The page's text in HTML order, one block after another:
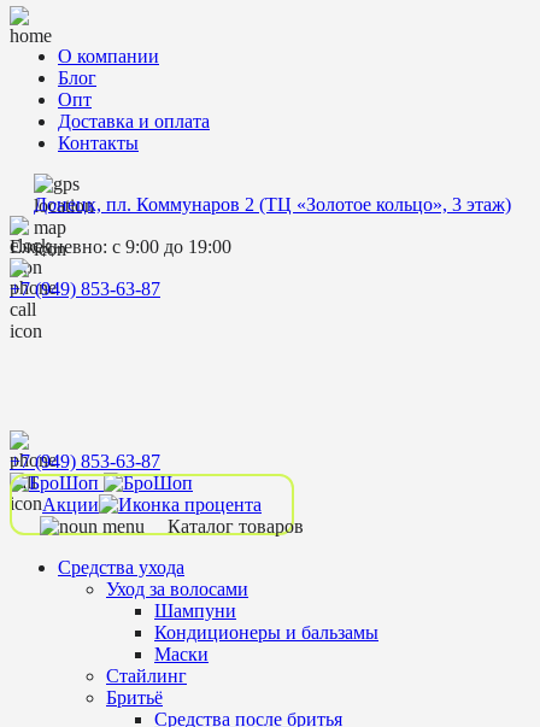
О компании
Блог
Опт
Доставка и оплата
Контакты
Донецк, пл. Коммунаров 2 (ТЦ «Золотое кольцо», 3 этаж)
Ежедневно: с 9:00 до 19:00
+7 (949) 853-63-87
+7 (949) 853-63-87
Акции
Каталог товаров
Средства ухода
Уход за волосами
Шампуни
Кондиционеры и бальзамы
Маски
Стайлинг
Бритьё
Средства после бритья